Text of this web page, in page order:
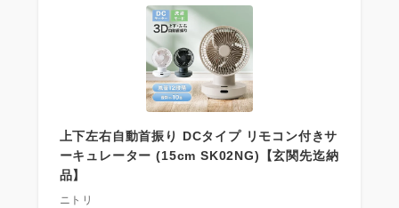
上下左右自動首振り DCタイプ リモコン付きサ
ーキュレーター (15cm SK02NG)【玄関先迄納
品】
ニトリ